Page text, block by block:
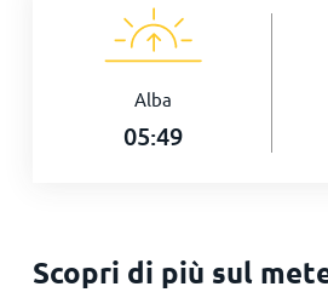
Alba
05:49
Scopri di più sul